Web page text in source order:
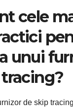
cele
unui
de skip